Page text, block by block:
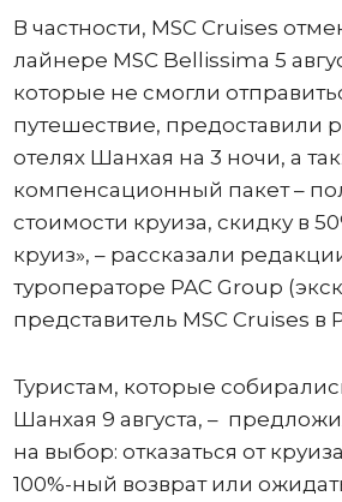
В частности, MSC Cruises
лайнере MSC Bellissima 5
которые не смогли
путешествие, предоставили
отелях Шанхая на 3 ночи, а
компенсационный пакет –
стоимости круиза, скидку в
круиз», – рассказали
туроператоре PAC Group
представитель MSC Cruises в
Туристам, которые
Шанхая 9 августа, –
на выбор: отказаться от
100%-ный возврат или